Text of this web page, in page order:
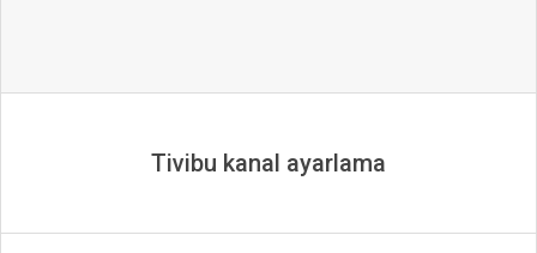
Tivibu kanal ayarlama